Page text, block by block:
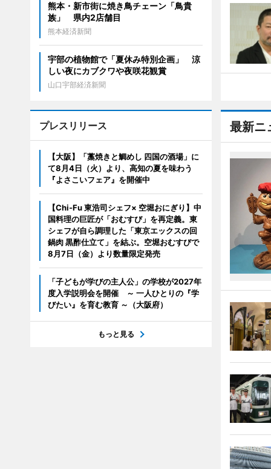
最新ニ
熊本・新市街に焼き鳥チェーン「鳥貴
族」 県内2店舗目
熊本経済新聞
宇部の植物館で「夏休み特別企画」 涼
しい夜にカブクワや夜咲花観賞
山口宇部経済新聞
プレスリリース
【大阪】「藁焼きと鯛めし 四国の酒場」に
て8月4日（火）より、高知の夏を味わう
『よさこいフェア』を開催中
【Chi-Fu 東浩司シェフ× 空堀おにぎり】中
国料理の巨匠が「おむすび」を再定義。東
シェフが自ら調理した「東京エックスの回
鍋肉 黒酢仕立て」を結ぶ。空堀おむすびで
8月7日（金）より数量限定発売
「子どもが学びの主人公」の学校が2027年
度入学説明会を開催 ～ 一人ひとりの『学
びたい』を育む教育 ～（大阪府）
もっと見る